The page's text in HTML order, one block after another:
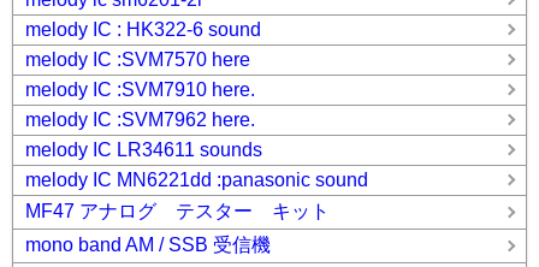
melody IC : HK322-6 sound
melody IC :SVM7570 here
melody IC :SVM7910 here.
melody IC :SVM7962 here.
melody IC LR34611 sounds
melody IC MN6221dd :panasonic sound
MF47 アナログ テスター キット
mono band AM / SSB 受信機